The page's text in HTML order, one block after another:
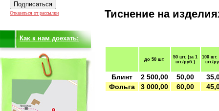
Отказаться от рассылки
Как к нам доехать:
Тиснение на
до 50 шт. 50 шт.(за 1
шт./руб.)
100 шт.
шт./
Блинт 2 500,00 50,00
Фольга
3 000,00 60,00